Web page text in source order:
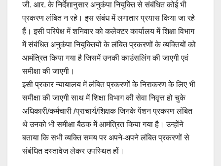
जी. आर. के निर्देशानुसार अनुकंपा नियुक्ति से संबंधित कोई भी
प्रकरण लंबित न रहे। इस संबंध में लगातार प्रयास किया जा रहे
हैं। इसी परिपेक्ष में शनिवार को कलेक्टर कार्यालय में शिक्षा विभाग
में संबंधित अनुकंपा नियुक्तियों के लंबित प्रकरणों के व्यक्तियों को
आमंत्रित किया गया है जिसमें उनकी काउंसलिंग की जाएगी एवं
समीक्षा की जाएगी।
इसी प्रकार न्यायालय में लंबित प्रकरणों के निराकरण के लिए भी
समीक्षा की जाएगी साथ में शिक्षा विभाग की सेवा निवृत्त हो चुके
अधिकारी/कर्मचारी /प्राचार्य/शिक्षक जिनके पेंशन प्रकरण लंबित
थे उनको भी समीक्षा बैठक में आमंत्रित किया गया है। उन्होंने
बताया कि सभी व्यक्ति समय पर अपने-अपने लंबित प्रकरणों से
संबंधित दस्तावेज लेकर उपस्थित हों।